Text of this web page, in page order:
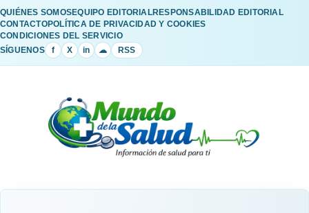
QUIÉNES SOMOSEQUIPO EDITORIALRESPONSABILIDAD EDITORIAL
CONTACTOPOLÍTICA DE PRIVACIDAD Y COOKIES
CONDICIONES DEL SERVICIO
SÍGUENOS
f X in ☁ RSS